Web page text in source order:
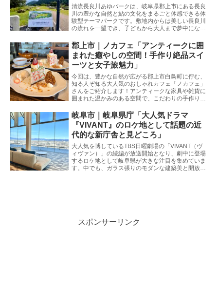
清流長良川あゆパークは、岐阜県郡上市にある長良
川の豊かな自然と鮎の文化をまるごと体感できる体
験型テーマパークです。敷地内からは美しい長良川
の流れを一望でき、子どもから大人まで夢中になれ
れ・岐阜市育ちの私が、観光客の皆さんが失敗しな
いためのリアルな情報と魅力をたっぷりとお伝えし
ます。
郡上市｜ノカフェ「アンティークに囲
まれた癒やしの空間！手作り絶品スイ
ーツと女子旅魅力」
今回は、豊かな自然が広がる郡上市白鳥町に佇む、
知る人ぞ知る大人気のおしゃれカフェ「ノカフェ」
さんをご紹介します！アンティークな家具や雑貨に
囲まれた温かみのある空間で、こだわりの手作りス
ったりとした癒やしの時間を過ごしたい女子旅やド
ライブにぴったりのスポットです。気になる魅力や
周辺のおすすめスポットに迫ります！
岐阜市｜岐阜県庁「大人気ドラマ
『VIVANT』のロケ地として話題の近
代的な新庁舎と見どころ」
大人気を博しているTBS日曜劇場の「VIVANT（ヴ
ィヴァン）」の続編が放送開始となり、劇中に登場
するロケ地として岐阜県が大きな注目を集めていま
す。中でも、ガラス張りのモダンな建築美と開放的
スポンサーリンク